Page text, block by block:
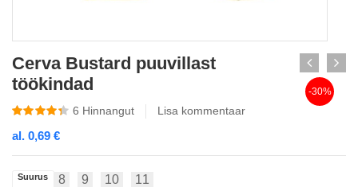
Cerva Bustard puuvillast
töökindad
6 Hinnangut Lisa kommentaar
al. 0,69 €
-30%
Suurus 8 9 10 11